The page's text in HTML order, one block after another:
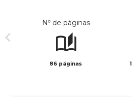
Nº de páginas
86 páginas